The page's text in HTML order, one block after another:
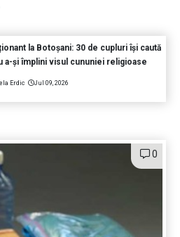
la Botoșani: 30 de cupluri își caută
a-și împlini visul cununiei religioase
Erdic Jul 09, 2026
0